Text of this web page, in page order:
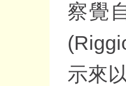
察覺
示來